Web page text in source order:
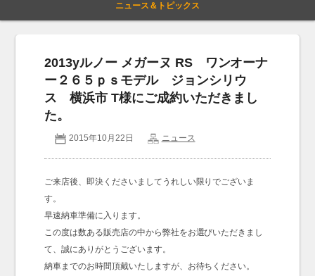
Company outline
会社概要
アクセス
お問い合わせ
ニュース＆トピックス
2013yルノー メガーヌ RS ワンオーナ
ー２６５ｐｓモデル ジョンシリウ
ス 横浜市 T様にご成約いただきまし
た。
2015年10月22日 ニュース
ご来店後、即決くださいましてうれしい限りでございま
す。
早速納車準備に入ります。
この度は数ある販売店の中から弊社をお選びいただきまし
て、誠にありがとうございます。
納車までのお時間頂戴いたしますが、お待ちください。